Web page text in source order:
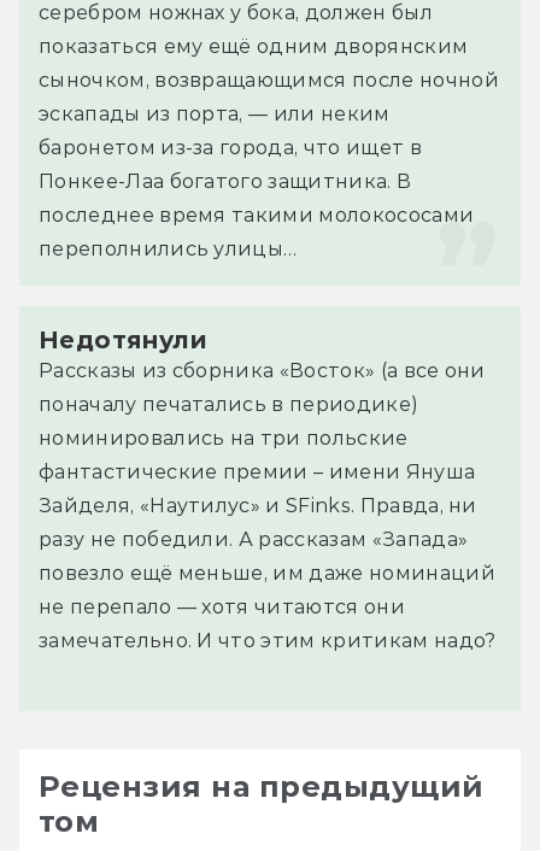
серебром ножнах у бока, должен был
показаться ему ещё одним дворянским
сыночком, возвращающимся после ночной
эскапады из порта, — или неким
баронетом из-за города, что ищет в
Понкее-Лаа богатого защитника. В
последнее время такими молокососами
переполнились улицы…
Недотянули
Рассказы из сборника «Восток» (а все они
поначалу печатались в периодике)
номинировались на три польские
фантастические премии – имени Януша
Зайделя, «Наутилус» и SFinks. Правда, ни
разу не победили. А рассказам «Запада»
повезло ещё меньше, им даже номинаций
не перепало — хотя читаются они
замечательно. И что этим критикам надо?
Рецензия на предыдущий
том